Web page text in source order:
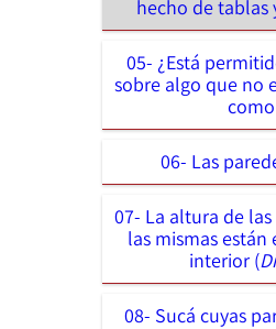
hecho de tablas
05- ¿Está
sobre algo que no
06- Las
07- La altura de
las mismas están
interior (
08- Sucá cuyas